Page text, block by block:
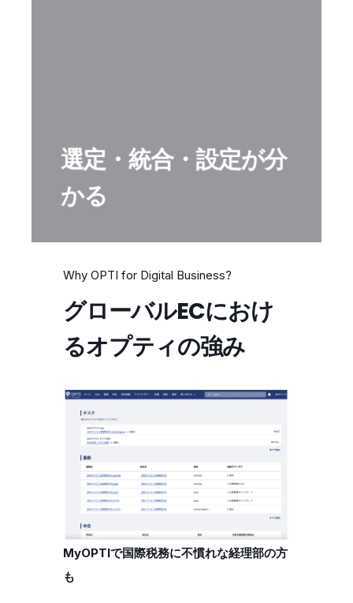
選定・統合・設定が分
かる
Why OPTI for Digital Business?
グローバルECにおけ
るオプティの強み
MyOPTIで国際税務に不慣れな経理部の方
も